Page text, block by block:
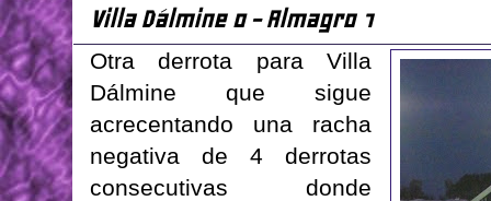
Villa Dálmine 0 - Almagro 1
Otra derrota para Villa
Dálmine que sigue
acrecentando una racha
negativa de 4 derrotas
consecutivas donde